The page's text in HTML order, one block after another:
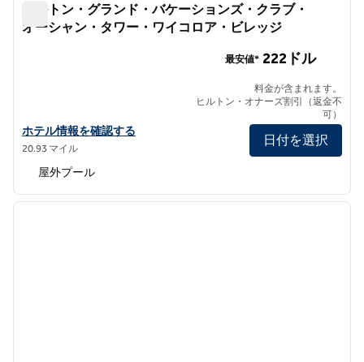
ヒルトン・グランド・バケーションズ・クラブ・
オーシャン・タワー・ワイコロア・ビレッジ
ヒルトン・グランド・バケーションズ・クラブ・オーシャンタワ
ホテル情報を確認する
20.93 マイル
最安値* 222ドル
料金が含まれます。
ヒルトン・オナーズ割引（返金不
可）
日付を選択
屋外プール
1/12
次の